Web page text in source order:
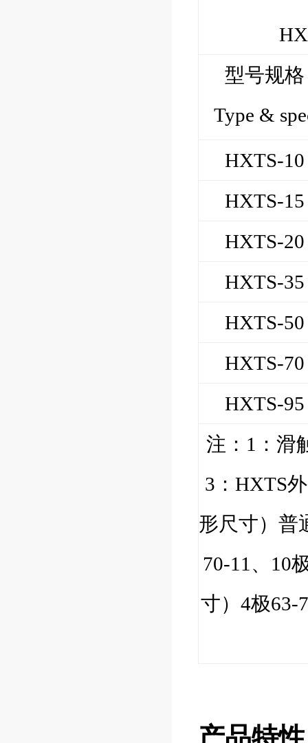
型号规格
Type &
HXTS-10
HXTS-15
HXTS-20
HXTS-35
HXTS-50
HXTS-70
HXTS-95
注： 1 ： 滑
3 ：HXTS
形尺寸）普
70-11 、 10
寸） 4极63-